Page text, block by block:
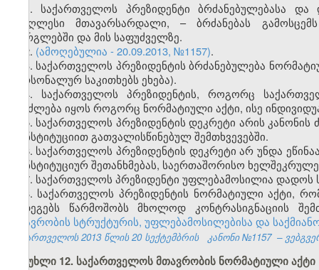
1. საქართველოს პრეზიდენტი ბრძანებულებასა
უმაღლესი მთავარსარდალი, – ბრძანებას
ფარგლებში და მის საფუძველზე.
2. (ამოღებულია - 20.09.2013, №1157).
3. საქართველოს პრეზიდენტის ბრძანებულება
პერსონალურ საკითხებს ეხება).
4. საქართველოს პრეზიდენტის, როგორც
შეიძლება იყოს როგორც ნორმატიული აქტი, ისე
5. საქართველოს პრეზიდენტის დეკრეტი არის
კონსტიტუციით გათვალისწინებულ შემთხვევებში.
6. საქართველოს პრეზიდენტის დეკრეტი არ უნდა
კონსტიტუციურ შეთანხმებას, საერთაშორისო
7. საქართველოს პრეზიდენტი უფლებამოსილია დადოს
8. საქართველოს პრეზიდენტის ნორმატიული აქტი,
შედეგებს წარმოშობს მხოლოდ კონტრასიგნაციის
მთავრობის სტრუქტურის, უფლებამოსილებისა და
საქართველოს 2013 წლის 20 სექტემბრის კანონი №1157 –
მუხლი 12. საქართველოს მთავრობის ნორმატიული აქტი